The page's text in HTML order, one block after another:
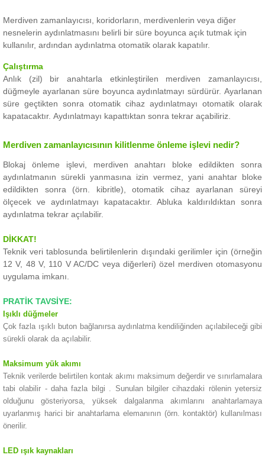
Merdiven zamanlayıcısı, koridorların, merdivenlerin veya diğer
nesnelerin aydınlatmasını belirli bir süre boyunca açık tutmak için
kullanılır, ardından aydınlatma otomatik olarak kapatılır.
Çalıştırma
Anlık (zil) bir anahtarla etkinleştirilen merdiven zamanlayıcısı,
düğmeyle ayarlanan süre boyunca aydınlatmayı sürdürür. Ayarlanan
süre geçtikten sonra otomatik cihaz aydınlatmayı otomatik olarak
kapatacaktır. Aydınlatmayı kapattıktan sonra tekrar açabiliriz.
Merdiven zamanlayıcısının kilitlenme önleme işlevi nedir?
Blokaj önleme işlevi, merdiven anahtarı bloke edildikten sonra
aydınlatmanın sürekli yanmasına izin vermez, yani anahtar bloke
edildikten sonra (örn. kibritle), otomatik cihaz ayarlanan süreyi
ölçecek ve aydınlatmayı kapatacaktır.Abluka kaldırıldıktan sonra
aydınlatma tekrar açılabilir.
DİKKAT!
Teknik veri tablosunda belirtilenlerin dışındaki gerilimler için (örneğin
12 V, 48 V, 110 V AC/DC veya diğerleri) özel merdiven otomasyonu
uygulama imkanı.
PRATİK TAVSİYE:
Işıklı düğmeler
Çok fazla ışıklı buton bağlanırsa aydınlatma kendiliğinden açılabileceği gibi
sürekli olarak da açılabilir.
Maksimum yük akımı
Teknik verilerde belirtilen kontak akımı maksimum değerdir ve sınırlamalara
tabi olabilir -daha fazla bilgi . Sunulan bilgiler cihazdaki rölenin yetersiz
olduğunu gösteriyorsa, yüksek dalgalanma akımlarını anahtarlamaya
uyarlanmış harici bir anahtarlama elemanının (örn. kontaktör) kullanılması
önerilir.
LED ışık kaynakları